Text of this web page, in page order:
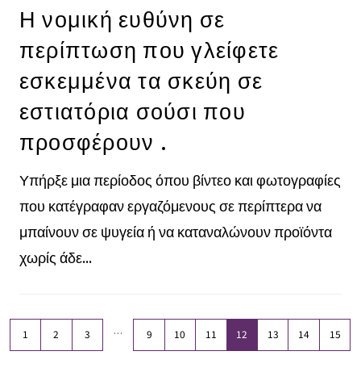
Η νομική ευθύνη σε
περίπτωση που γλείφετε
εσκεμμένα τα σκεύη σε
εστιατόρια σούσι που
προσφέρουν .
Υπήρξε μια περίοδος όπου βίντεο και φωτογραφίες
που κατέγραφαν εργαζόμενους σε περίπτερα να
μπαίνουν σε ψυγεία ή να καταναλώνουν προϊόντα
χωρίς άδε...
1 2 3 … 9 10 11 12 13 14 15